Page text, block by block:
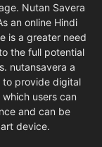
Nutan Savera
an online Hindi
is a greater need
the full potential
nutansavera a
to provide digital
users can
and can be
device.